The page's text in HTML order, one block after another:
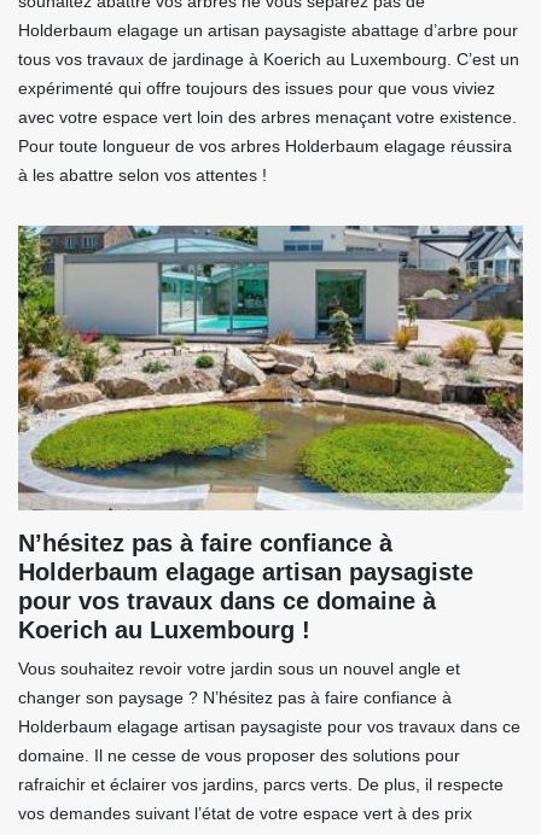
Holderbaum elagage un artisan paysagiste abattage d’arbre pour
tous vos travaux de jardinage à Koerich au Luxembourg. C’est un
expérimenté qui offre toujours des issues pour que vous viviez
avec votre espace vert loin des arbres menaçant votre existence.
Pour toute longueur de vos arbres Holderbaum elagage réussira
à les abattre selon vos attentes !
N’hésitez pas à faire confiance à
Holderbaum elagage artisan paysagiste
pour vos travaux dans ce domaine à
Koerich au Luxembourg !
Vous souhaitez revoir votre jardin sous un nouvel angle et
changer son paysage ? N’hésitez pas à faire confiance à
Holderbaum elagage artisan paysagiste pour vos travaux dans ce
domaine. Il ne cesse de vous proposer des solutions pour
rafraichir et éclairer vos jardins, parcs verts. De plus, il respecte
vos demandes suivant l’état de votre espace vert à des prix